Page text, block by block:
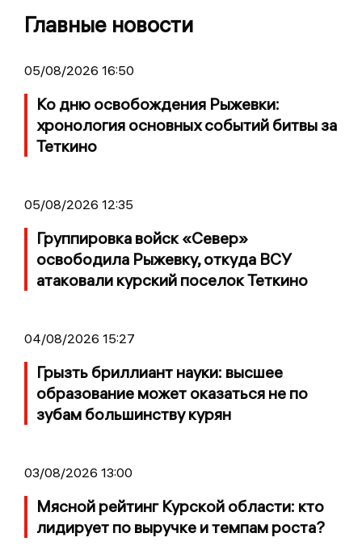
Главные новости
05/08/2026 16:50
Ко дню освобождения Рыжевки:
хронология основных событий битвы за
Теткино
05/08/2026 12:35
Группировка войск «Север»
освободила Рыжевку, откуда ВСУ
атаковали курский поселок Теткино
04/08/2026 15:27
Грызть бриллиант науки: высшее
образование может оказаться не по
зубам большинству курян
03/08/2026 13:00
Мясной рейтинг Курской области: кто
лидирует по выручке и темпам роста?